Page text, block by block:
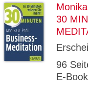
30
96
E-